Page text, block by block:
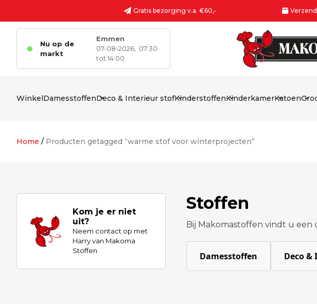
Gratis bezorging v.a. €60,-
Nu op de
markt
Emmen
07-08-2026,
07:30
tot 14:00
WinkelDamesstoffenDeco & Interieur stofKinderstoffenKinderkamerKatoen
Home / Producten getagged “warme stof voor winterprojecten”
Kom je er niet
uit?
Neem contact op met
Harry van Makoma
Stoffen
Stoffen
Bij Makomastoffen vindt u
Damesstoffen Deco